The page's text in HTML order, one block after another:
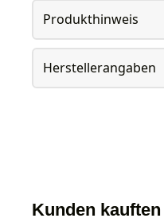
Produkthinweis
Herstellerangaben
Kunden